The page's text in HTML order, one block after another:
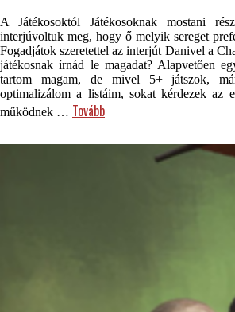
A Játékosoktól Játékosoknak mostani
interjúvoltuk meg, hogy ő melyik sereget
Fogadjátok szeretettel az interjút Danivel a
játékosnak írnád le magadat? Alapvetően
tartom magam, de mivel 5+ játszok,
optimalizálom a listáim, sokat kérdezek az
működnek … Tovább